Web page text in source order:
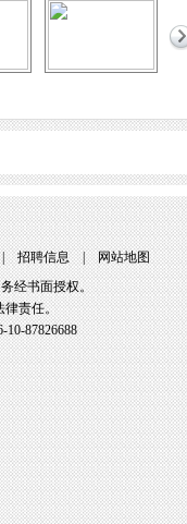
招聘信息|网站地图
经书面授权。
律责任。
10-87826688